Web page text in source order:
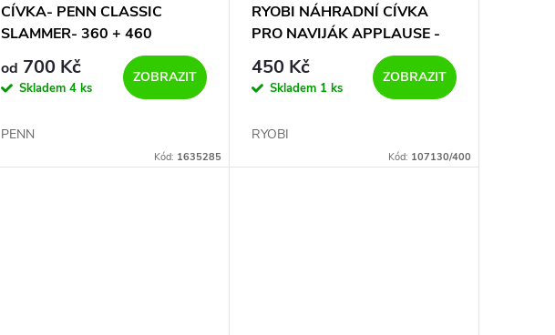
CÍVKA- PENN CLASSIC
SLAMMER- 360 + 460
od 700 Kč
Skladem4 ks
ZOBRAZIT
PENN
Kód: 1635285
RYOBI NÁHRADNÍ CÍVKA
PRO NAVIJÁK APPLAUSE -
4000
450 Kč
Skladem 1 ks
ZOBRAZIT
RYOBI
Kód: 107130/400